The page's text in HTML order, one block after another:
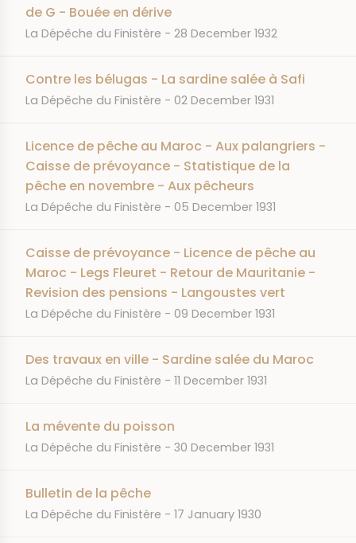
de G - Bouée en dérive
JOURNAL
La Dépêche du Finistère DATE
28 December 1932
Contre les bélugas - La sardine salée à Safi
JOURNAL
La Dépêche du Finistère DATE
02 December 1931
Licence de pêche au Maroc - Aux palangriers -
Caisse de prévoyance - Statistique de la
pêche en novembre - Aux pêcheurs
JOURNAL
La Dépêche du Finistère DATE
05 December 1931
Caisse de prévoyance - Licence de pêche au
Maroc - Legs Fleuret - Retour de Mauritanie -
Revision des pensions - Langoustes vert
JOURNAL
La Dépêche du Finistère DATE
09 December 1931
Des travaux en ville - Sardine salée du Maroc
JOURNAL
La Dépêche du Finistère DATE
11 December 1931
La mévente du poisson
JOURNAL
La Dépêche du Finistère DATE
30 December 1931
Bulletin de la pêche
JOURNAL
La Dépêche du Finistère DATE
17 January 1930